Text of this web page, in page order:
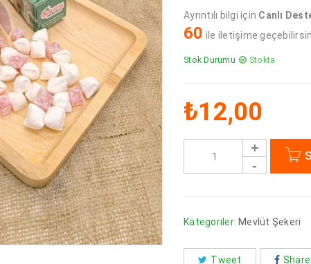
Ayrıntılı bilgi için Canlı
60 ile iletişime
Stok Durumu Stokta
₺12,00
Kategoriler: Mevlüt Şekeri
Tweet Share